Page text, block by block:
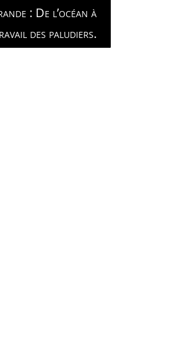
: De l’océan à
des paludiers.